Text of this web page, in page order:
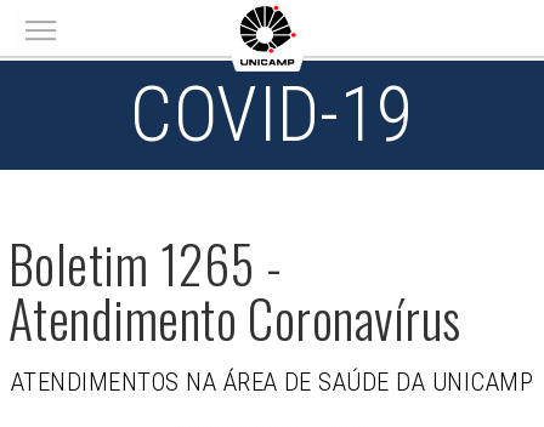
Main menu
COVID-19
Boletim 1265 -
Atendimento Coronavírus
ATENDIMENTOS NA ÁREA DE SAÚDE DA UNICAMP